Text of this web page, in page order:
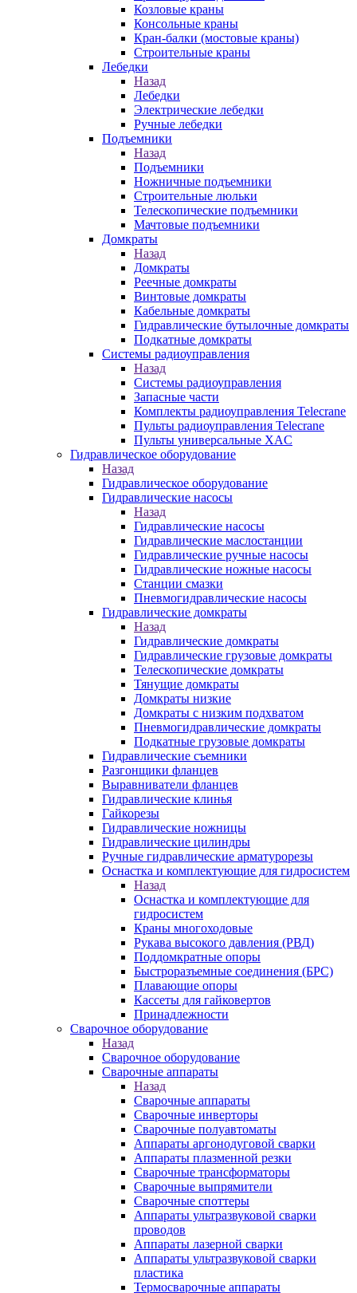
Козловые краны
Консольные краны
Кран-балки (мостовые краны)
Строительные краны
Лебедки
Назад
Лебедки
Электрические лебедки
Ручные лебедки
Подъемники
Назад
Подъемники
Ножничные подъемники
Строительные люльки
Телескопические подъемники
Мачтовые подъемники
Домкраты
Назад
Домкраты
Реечные домкраты
Винтовые домкраты
Кабельные домкраты
Гидравлические бутылочные домкраты
Подкатные домкраты
Системы радиоуправления
Назад
Системы радиоуправления
Запасные части
Комплекты радиоуправления Telecrane
Пульты радиоуправления Telecrane
Пульты универсальные XAC
Гидравлическое оборудование
Назад
Гидравлическое оборудование
Гидравлические насосы
Назад
Гидравлические насосы
Гидравлические маслостанции
Гидравлические ручные насосы
Гидравлические ножные насосы
Станции смазки
Пневмогидравлические насосы
Гидравлические домкраты
Назад
Гидравлические домкраты
Гидравлические грузовые домкраты
Телескопические домкраты
Тянущие домкраты
Домкраты низкие
Домкраты с низким подхватом
Пневмогидравлические домкраты
Подкатные грузовые домкраты
Гидравлические съемники
Разгонщики фланцев
Выравниватели фланцев
Гидравлические клинья
Гайкорезы
Гидравлические ножницы
Гидравлические цилиндры
Ручные гидравлические арматурорезы
Оснастка и комплектующие для гидросистем
Назад
Оснастка и комплектующие для
гидросистем
Краны многоходовые
Рукава высокого давления (РВД)
Поддомкратные опоры
Быстроразъемные соединения (БРС)
Плавающие опоры
Кассеты для гайковертов
Принадлежности
Сварочное оборудование
Назад
Сварочное оборудование
Сварочные аппараты
Назад
Сварочные аппараты
Сварочные инверторы
Сварочные полуавтоматы
Аппараты аргонодуговой сварки
Аппараты плазменной резки
Сварочные трансформаторы
Сварочные выпрямители
Сварочные споттеры
Аппараты ультразвуковой сварки
проводов
Аппараты лазерной сварки
Аппараты ультразвуковой сварки
пластика
Термосварочные аппараты